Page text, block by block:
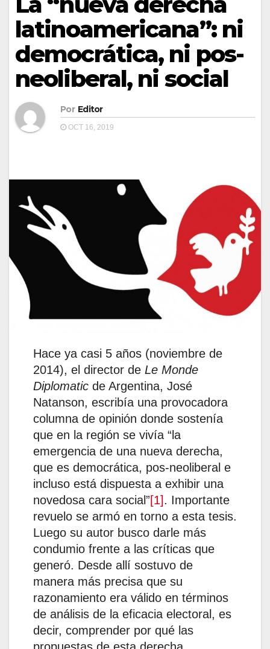
latinoamericana”: ni
democrática, ni pos-
neoliberal, ni social
Por Editor
OCT 16, 2019
Hace ya casi 5 años (noviembre de
2014), el director de Le Monde
Diplomatic de Argentina, José
Natanson, escribía una provocadora
columna de opinión donde sostenía
que en la región se vivía “la
emergencia de una nueva derecha,
que es democrática, pos-neoliberal e
incluso está dispuesta a exhibir una
novedosa cara social”[1]. Importante
revuelo se armó en torno a esta tesis.
Luego su autor busco darle más
condumio frente a las críticas que
generó. Desde allí sostuvo de
manera más precisa que su
razonamiento era válido en términos
de análisis de la eficacia electoral, es
decir, comprender por qué las
propuestas de esta derecha